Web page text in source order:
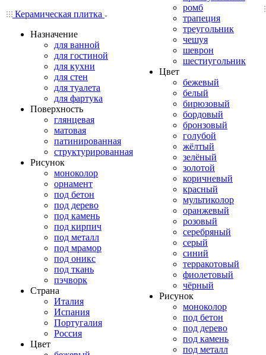
Керамическая плитка
Назначение
для ванной
для гостиной
для кухни
для стен
для туалета
для фартука
Поверхность
глянцевая
матовая
патинированная
структурированная
Рисунок
моноколор
орнамент
под бетон
под дерево
под камень
под кирпич
под металл
под мрамор
под оникс
под ткань
пэчворк
Страна
Италия
Испания
Португалия
Россия
Цвет
ромб
трапеция
треугольник
чешуя
шеврон
шестиугольник
Цвет
бежевый
белый
бирюзовый
бордовый
бронзовый
голубой
жёлтый
зелёный
золотой
коричневый
красный
мультиколор
оранжевый
розовый
серебряный
серый
синий
терракотовый
фиолетовый
чёрный
Рисунок
моноколор
под бетон
под дерево
под камень
под металл